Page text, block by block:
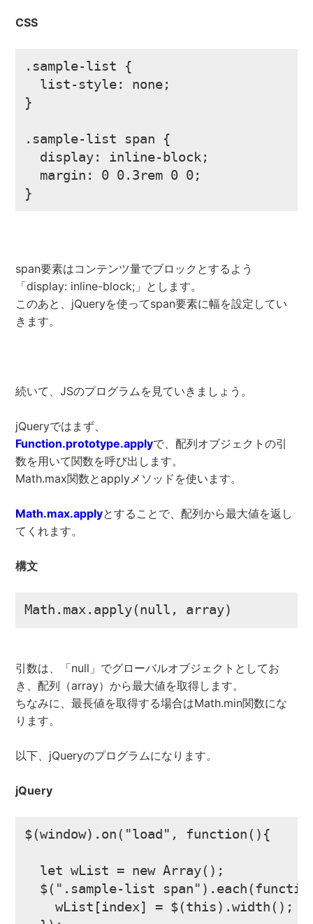
CSS
.sample-list {
  list-style: none;
}
.sample-list span {
  display: inline-block;
  margin: 0 0.3rem 0 0;
}
span要素はコンテンツ量でブロックとするよう
「display: inline-block;」とします。
このあと、jQueryを使ってspan要素に幅を設定してい
きます。
続いて、JSのプログラムを見ていきましょう。
jQueryではまず、
Function.prototype.applyで、配列オブジェクトの引
数を用いて関数を呼び出します。
Math.max関数とapplyメソッドを使います。
Math.max.applyとすることで、配列から最大値を返し
てくれます。
構文
Math.max.apply(null, array)
引数は、「null」でグローバルオブジェクトとしてお
き、配列（array）から最大値を取得します。
ちなみに、最長値を取得する場合はMath.min関数にな
ります。
以下、jQueryのプログラムになります。
jQuery
$(window).on("load", function(){
  let wList = new Array();
$(".sample-list
    wList[index] = $(this).width();